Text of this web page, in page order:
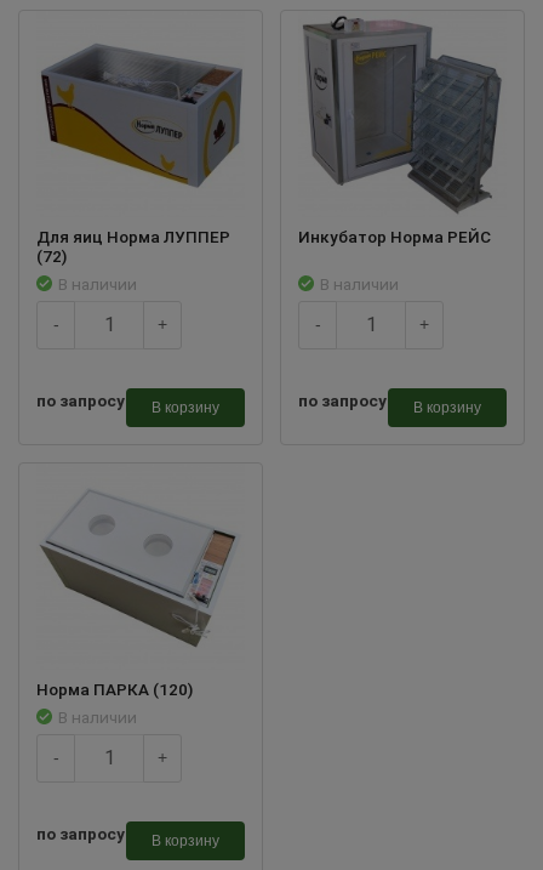
Для яиц Норма ЛУППЕР
(72)
В наличии
- +
по запросу В корзину
Инкубатор Норма РЕЙС
В наличии
- +
по запросу В корзину
Норма ПАРКА (120)
В наличии
- +
по запросу В корзину